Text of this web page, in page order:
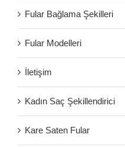
Fular Bağlama Şekilleri
Fular Modelleri
İletişim
Kadın Saç Şekillendirici
Kare Saten Fular